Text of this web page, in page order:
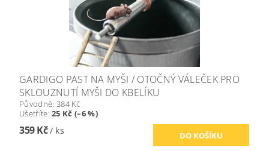
GARDIGO PAST NA MYŠI / OTOČNÝ VÁLEČEK PRO
SKLOUZNUTÍ MYŠI DO KBELÍKU
Původně: 384 Kč
Ušetříte:25 Kč (–6 %)
359 Kč/ ks